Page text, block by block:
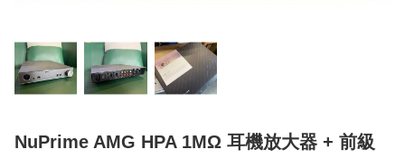
NuPrime AMG HPA 1MΩ 耳機放大器 + 前級